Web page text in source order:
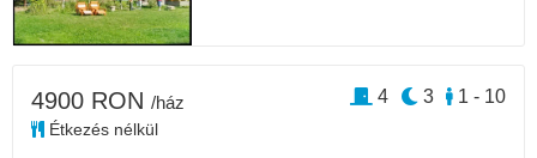
4900 RON /ház
Étkezés nélkül
1 - 10
3
4